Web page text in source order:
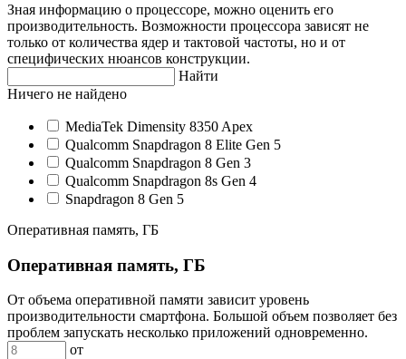
Зная информацию о процессоре, можно оценить его
производительность. Возможности процессора зависят не
только от количества ядер и тактовой частоты, но и от
специфических нюансов конструкции.
Найти
Ничего не найдено
MediaTek Dimensity 8350 Apex
Qualcomm Snapdragon 8 Elite Gen 5
Qualcomm Snapdragon 8 Gen 3
Qualcomm Snapdragon 8s Gen 4
Snapdragon 8 Gen 5
Оперативная память, ГБ
Оперативная память, ГБ
От объема оперативной памяти зависит уровень
производительности смартфона. Большой объем позволяет без
проблем запускать несколько приложений одновременно.
от